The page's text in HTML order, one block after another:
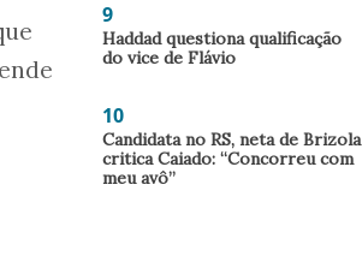
9
Haddad questiona qualificação
do vice de Flávio
10
Candidata no RS, neta de Brizola
critica Caiado: “Concorreu com
meu avô”